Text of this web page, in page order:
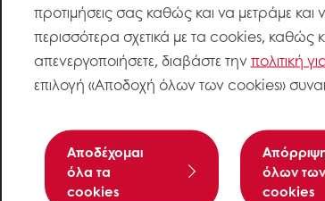
προτιμήσεις σας καθώς και να μετράμε
περισσότερα σχετικά με τα cookies, καθώς
απενεργοποιήσετε, διαβάστε τηνπολιτική
επιλογή «Αποδοχή όλων των cookies»
Αποδέχομαι
όλα τα
cookies
όλων των
cookies